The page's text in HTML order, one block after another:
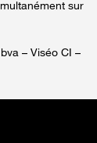
sur
– Viséo CI –